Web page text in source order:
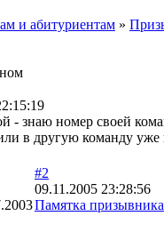
и абитуриентам »
- знаю номер своей
в другую команду уже
#2
09.11.2005 23:28:56
Памятка призывника